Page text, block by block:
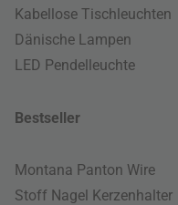
Kabellose Tischleuchten
Dänische Lampen
LED Pendelleuchte
Bestseller
Montana Panton Wire
Stoff Nagel Kerzenhalter